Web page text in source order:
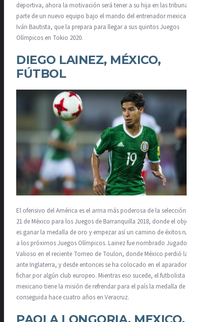
deportiva, ahora la motivación será tener a su hija en las tribunas y ser
parte de un nuevo equipo bajo el mando del entrenador mexicano
Iván Bautista, que la prepara para llegar a sus quintos Juegos
Olímpicos en Tokio 2020.
DIEGO LAINEZ, MÉXICO,
FÚTBOL
El ofensivo del América es el arma más poderosa de la selección sub
21 de México para los Juegos de Barranquilla 2018, donde el objetivo
es ganar la medalla de oro y empezar así un camino de éxitos rumbo
a los próximos Juegos Olímpicos. Lainez fue nombrado Jugador Más
Valioso en el reciente Torneo de Toulon, donde México perdió la final
ante Inglaterra, y desde entonces se ha colocado en el aparador para
fichar por algún club europeo. Mientras eso sucede, el futbolista
mexicano tiene la misión de refrendar para el país la medalla de oro
conseguida hace cuatro años en Veracruz.
PAOLA LONGORIA, MEXICO,